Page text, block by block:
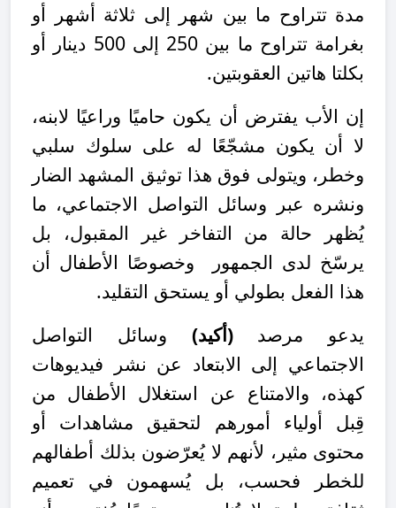
مدة تتراوح ما بين شهر إلى ثلاثة أشهر أو
بغرامة تتراوح ما بين 250 إلى 500 دينار أو
بكلتا هاتين العقوبتين.
إن الأب يفترض أن يكون حاميًا وراعيًا لابنه،
لا أن يكون مشجّعًا له على سلوك سلبي
وخطر، ويتولى فوق هذا توثيق المشهد الضار
ونشره عبر وسائل التواصل الاجتماعي، ما
يُظهر حالة من التفاخر غير المقبول، بل
يرسّخ لدى الجمهور وخصوصًا الأطفال أن
هذا الفعل بطولي أو يستحق التقليد.
يدعو مرصد(أكيد) وسائل التواصل
الاجتماعي إلى الابتعاد عن نشر فيديوهات
كهذه، والامتناع عن استغلال الأطفال من
قِبل أولياء أمورهم لتحقيق مشاهدات أو
محتوى مثير، لأنهم لا يُعرّضون بذلك أطفالهم
للخطر فحسب، بل يُسهمون في تعميم